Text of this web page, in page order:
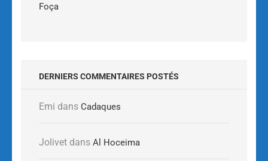
Foça
DERNIERS COMMENTAIRES POSTÉS
Emi dans Cadaques
Jolivet dans Al Hoceima